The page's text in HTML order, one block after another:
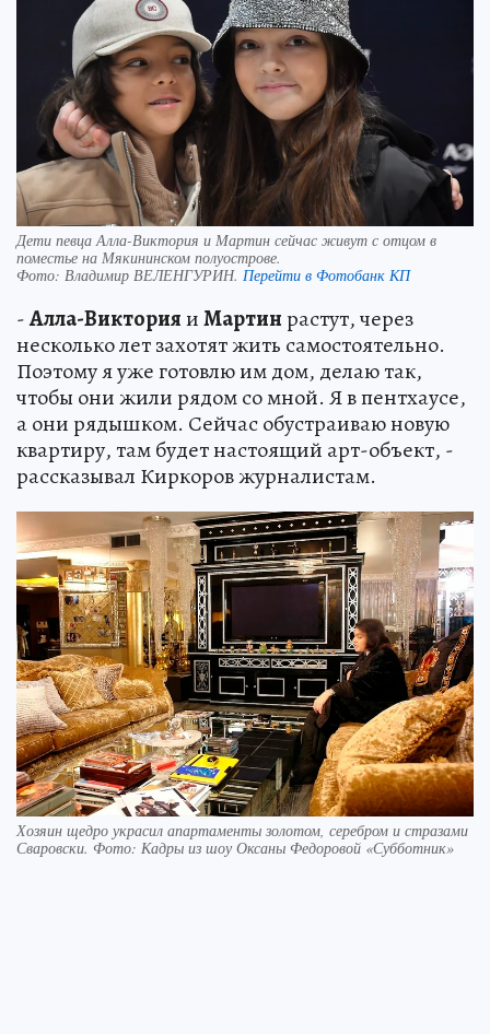
Дети певца Алла-Виктория и Мартин сейчас живут с отцом в
поместье на Мякининском полуострове.
Фото: Владимир ВЕЛЕНГУРИН. Перейти в Фотобанк КП
-Алла-ВикторияиМартинрастут, через
несколько лет захотят жить самостоятельно.
Поэтому я уже готовлю им дом, делаю так,
чтобы они жили рядом со мной. Я в пентхаусе,
а они рядышком. Сейчас обустраиваю новую
квартиру, там будет настоящий арт-объект, -
рассказывал Киркоров журналистам.
Хозяин щедро украсил апартаменты золотом, серебром и стразами
Сваровски. Фото: Кадры из шоу Оксаны Федоровой «Субботник»